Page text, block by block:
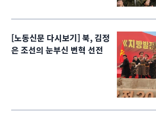
[노동신문 다시보기] 북, 김정
은 조선의 눈부신 변혁 선전